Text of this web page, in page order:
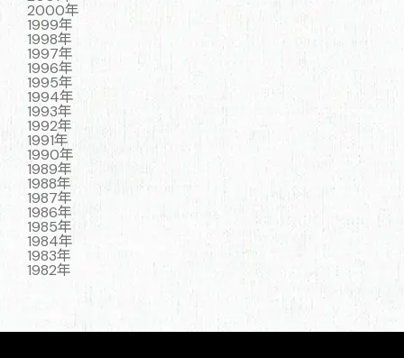
2000年
1999年
1998年
1997年
1996年
1995年
1994年
1993年
1992年
1991年
1990年
1989年
1988年
1987年
1986年
1985年
1984年
1983年
1982年